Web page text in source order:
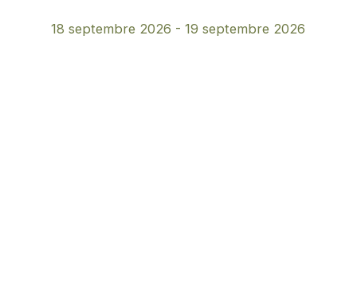
18 septembre 2026 -19 septembre 2026